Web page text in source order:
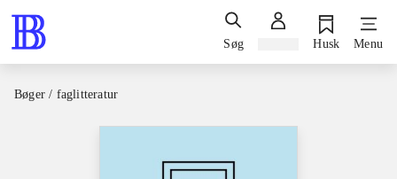
Søg Husk Menu
Bøger / faglitteratur